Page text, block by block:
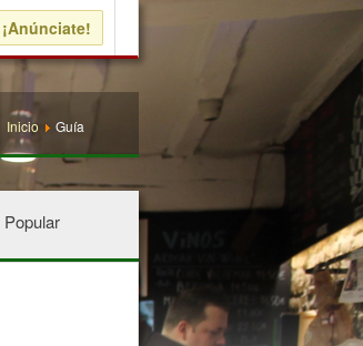
¡Anúnciate!
Inicio Guía
Popular